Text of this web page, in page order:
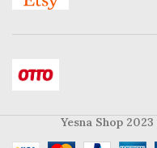
Yesna Shop 2023